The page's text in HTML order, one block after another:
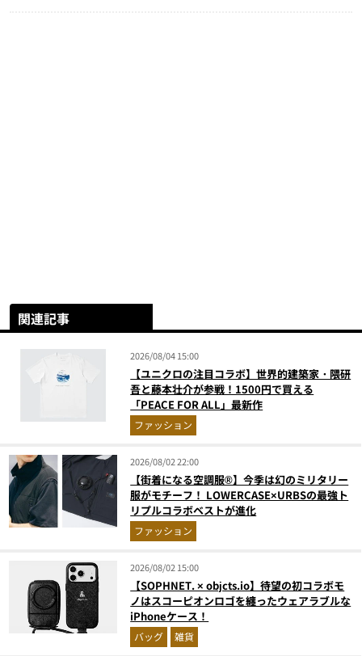
関連記事
2026/08/04 15:00
【ユニクロの注目コラボ】世界的建築家・隈研
吾と藤本壮介が参戦！1500円で買える
「PEACE FOR ALL」最新作
ファッション
2026/08/02 22:00
【街着になる空調服®】今季は幻のミリタリー
服がモチーフ！ LOWERCASE×URBSの最強ト
リプルコラボベストが進化
ファッション
2026/08/02 15:00
【SOPHNET. × objcts.io】待望の初コラボモ
ノはスコーピオンロゴを纏ったウェアラブルな
iPhoneケース！
バッグ 雑貨